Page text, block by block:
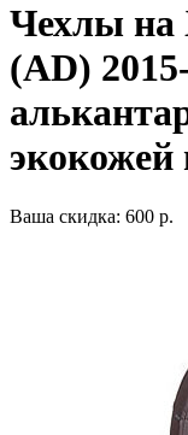
Чехлы на
(AD)
Ваша скидка: 600 р.